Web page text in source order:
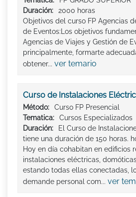
Duración:
2000 horas
Objetivos del curso FP Agencias
de Eventos:Los objetivos
Agencias de Viajes y Gestión de
principalmente, formarte
obtener... ver temario
Curso de Instalaciones
Método:
Curso FP Presencial
Tematica:
Cursos Especializados
Duración:
El Curso de
tiene una duración de 150 horas.
Hoy en día cohabitan en edificios
instalaciones eléctricas,
estando todas ellas conectadas,
demande personal com... ver